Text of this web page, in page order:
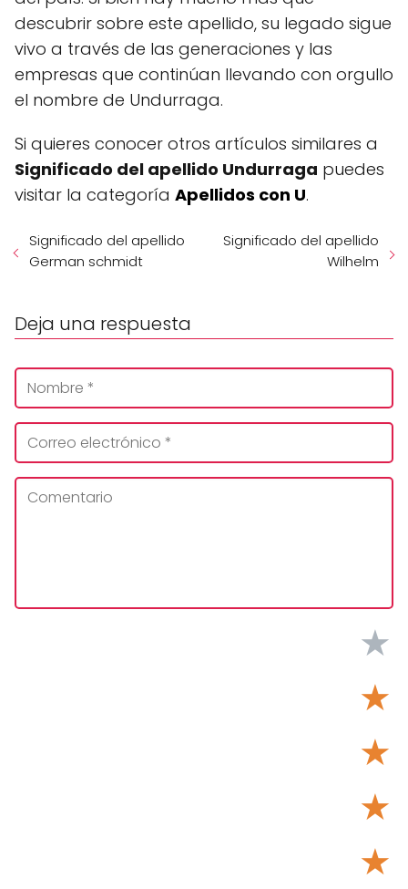
descubrir sobre este apellido, su legado sigue
vivo a través de las generaciones y las
empresas que continúan llevando con orgullo
el nombre de Undurraga.
Si quieres conocer otros artículos similares a
Significado del apellido Undurraga puedes
visitar la categoría Apellidos con U.
Significado del apellido
German schmidt
Significado del apellido
Wilhelm
Deja una respuesta
★
★
★
★
★